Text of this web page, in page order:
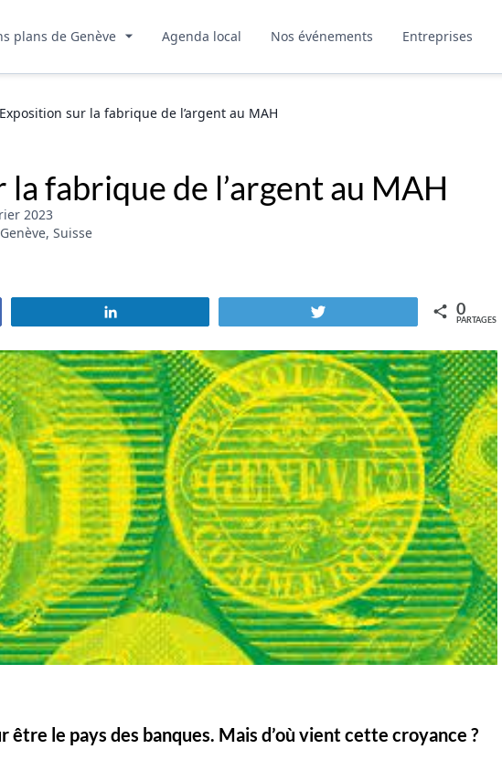
plans de Genève Agenda local Nos événements Entreprises
Exposition sur la fabrique de l’argent au MAH
fabrique de l’argent au MAH
2023
Suisse
0
PARTAGES
être le pays des banques. Mais d’où vient cette croyance ?